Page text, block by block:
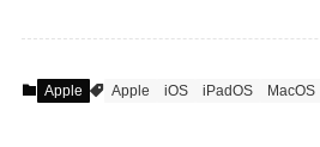
Apple Apple iOS iPadOS MacOS